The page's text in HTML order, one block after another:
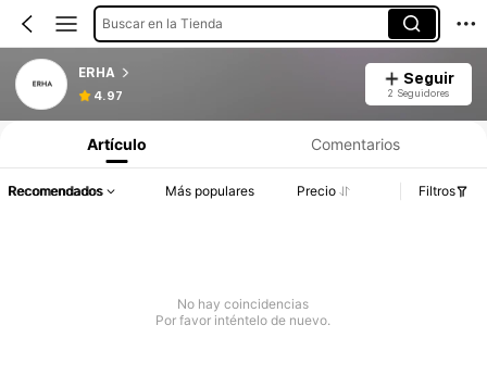
Buscar en la Tienda
ERHA
4.97
Seguir
2 Seguidores
Artículo Comentarios
Recomendados Más populares Precio Filtros
No hay coincidencias
Por favor inténtelo de nuevo.